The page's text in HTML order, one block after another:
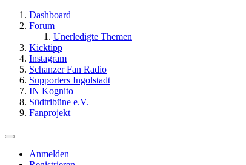
Dashboard
Forum
Unerledigte Themen
Kicktipp
Instagram
Schanzer Fan Radio
Supporters Ingolstadt
IN Kognito
Südtribüne e.V.
Fanprojekt
Anmelden